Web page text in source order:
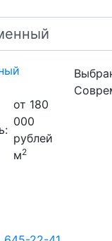
от 180
000
рублей
м2